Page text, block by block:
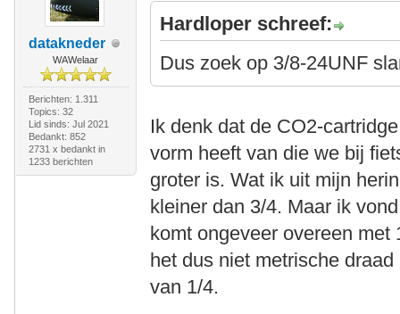
datakneder
WAWelaar
Berichten: 1.311
Topics: 32
Lid sinds: Jul 2021
Bedankt: 852
2731 x bedankt in
1233 berichten
Hardloper schreef:
Dus zoek op 3/8-24UNF
Ik denk dat de CO2-
vorm heeft van die we bij
groter is. Wat ik uit mijn
kleiner dan 3/4. Maar ik
komt ongeveer overeen
het dus niet metrische
van 1/4.